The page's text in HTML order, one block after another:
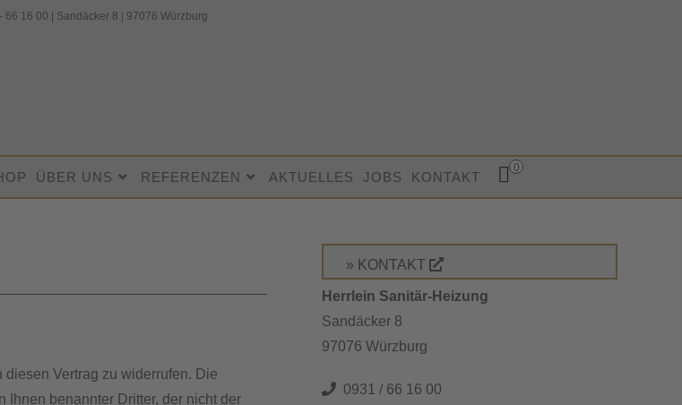
66 16 00 | Sandäcker 8 | 97076 Würzburg
ÜBER UNS REFERENZEN AKTUELLES JOBS KONTAKT
0
Vertrag zu widerrufen. Die
Ihnen benannter Dritter, der nicht der
» KONTAKT
Herrlein Sanitär-Heizung
Sandäcker 8
97076 Würzburg
0931 / 66 16 00